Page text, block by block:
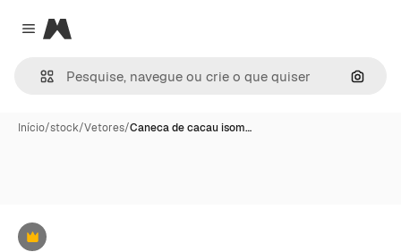
Close menu
Magnific
Início/stock/Vetores/Caneca de cacau isom…
Premium